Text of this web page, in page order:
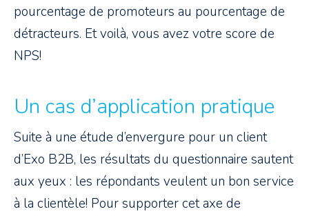
pourcentage de promoteurs au pourcentage de
détracteurs. Et voilà, vous avez votre score de
NPS!
Un cas d’application pratique
Suite à une étude d’envergure pour un client
d’Exo B2B, les résultats du questionnaire sautent
aux yeux : les répondants veulent un bon service
à la clientèle! Pour supporter cet axe de